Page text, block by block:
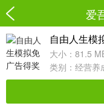
爱
自由人生模
大小：81.5
类别： 经营养